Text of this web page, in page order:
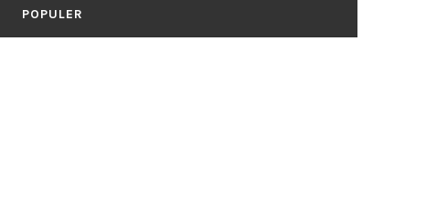
POPULER